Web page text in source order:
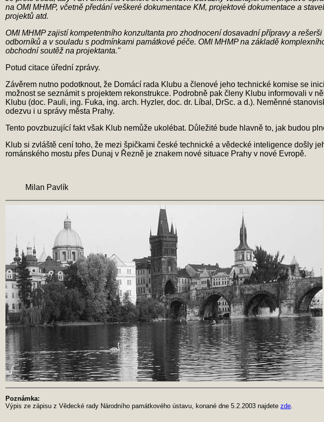
na OMI MHMP, včetně předání veškeré dokumentace KM, projektové dokumentace a
projektů atd.
OMI MHMP zajistí kompetentního konzultanta pro zhodnocení dosavadní přípravy a
odborníků a v souladu s podmínkami památkové péče. OMI MHMP na základě
obchodní soutěž na projektanta."
Potud citace úřední zprávy.
Závěrem nutno podotknout, že Domácí rada Klubu a členové jeho technické komise se
možnost se seznámit s projektem rekonstrukce. Podrobně pak členy Klubu informovali v
Klubu (doc. Pauli, ing. Fuka, ing. arch. Hyzler, doc. dr. Líbal, DrSc. a d.). Neměnné
odezvu i u správy města Prahy.
Tento povzbuzující fakt však Klub nemůže ukolébat. Důležité bude hlavně to, jak budou
Klub si zvláště cení toho, že mezi špičkami české technické a vědecké inteligence došly
románského mostu přes Dunaj v Řezně je znakem nové situace Prahy v nové Evropě.
Milan Pavlík
Poznámka:
Výpis ze zápisu z Vědecké rady Národního památkového ústavu, konané dne 5.2.2003 najdete zde.